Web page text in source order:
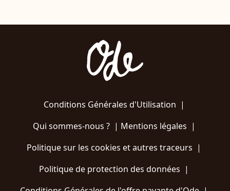
Conditions Générales d'Utilisation |
Qui sommes-nous ?| Mentions légales |
Politique sur les cookies et autres traceurs |
Politique de protection des données |